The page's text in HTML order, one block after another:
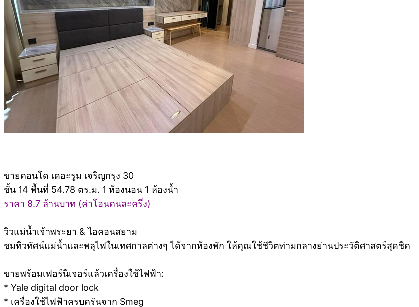
ขายคอนโด เดอะรูม เจริญกรุง 30
ชั้น 14 พื้นที่ 54.78 ตร.ม. 1 ห้องนอน 1 ห้องน้ำ
ราคา 8.7 ล้านบาท (ค่าโอนคนละครึ่ง)
วิวแม่น้ำเจ้าพระยา & ไอคอนสยาม
ชมทิวทัศน์แม่น้ำและพลุไฟในเทศกาลต่างๆ ได้จากห้องพัก ให้คุณใช้ชีวิตท่ามกลางย่านประวัติศาสตร์สุดชิค
ขายพร้อมเฟอร์นิเจอร์แล้วเครื่องใช้ไฟฟ้า:
* Yale digital door lock
* เครื่องใช้ไฟฟ้าครบครันจาก Smeg